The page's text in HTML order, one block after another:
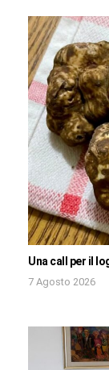
Una call per il
7 Agosto 2026